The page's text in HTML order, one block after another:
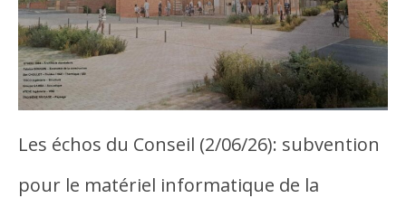
Les échos du Conseil (2/06/26): subvention
pour le matériel informatique de la